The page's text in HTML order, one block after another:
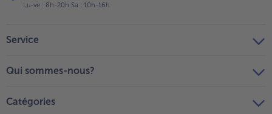
Lu-ve : 8h-20h Sa : 10h-16h
Service
Qui sommes-nous?
Catégories